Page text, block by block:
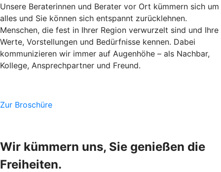
Unsere Beraterinnen und Berater vor Ort kümmern sich um
alles und Sie können sich entspannt zurücklehnen.
Menschen, die fest in Ihrer Region verwurzelt sind und Ihre
Werte, Vorstellungen und Bedürfnisse kennen. Dabei
kommunizieren wir immer auf Augenhöhe – als Nachbar,
Kollege, Ansprechpartner und Freund.
Zur Broschüre
Wir kümmern uns, Sie genießen die
Freiheiten.